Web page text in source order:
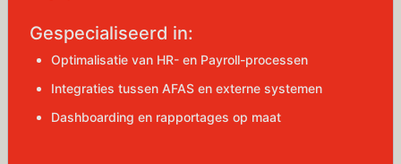
Gespecialiseerd in:
Optimalisatie van HR- en Payroll-processen
Integraties tussen AFAS en externe systemen
Dashboarding en rapportages op maat